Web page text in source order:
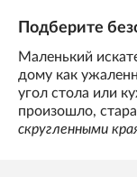
Подберите
Маленький
дому как
угол стола или
произошло,
скругленными